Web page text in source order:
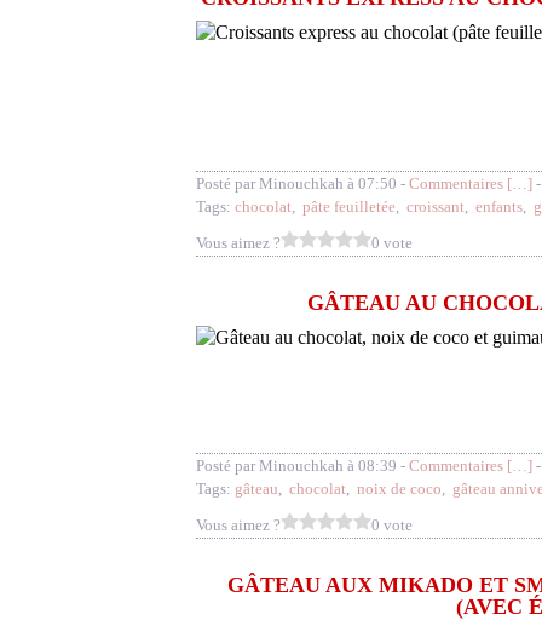
Posté par Minouchkah à 07:50 - Commentaires […]
Tags: chocolat, pâte feuilletée, croissant, enfants,
Vous aimez ?
0 vote
GÂTEAU AU
Posté par Minouchkah à 08:39 - Commentaires […]
Tags: gâteau, chocolat, noix de coco, gâteau
Vous aimez ?
0 vote
GÂTEAU AUX MIKADO ET
(AVEC